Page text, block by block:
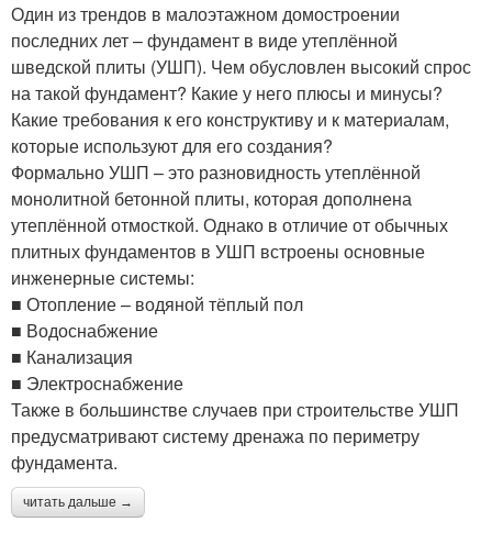
Один из трендов в малоэтажном домостроении
последних лет – фундамент в виде утеплённой
шведской плиты (УШП). Чем обусловлен высокий спрос
на такой фундамент? Какие у него плюсы и минусы?
Какие требования к его конструктиву и к материалам,
которые используют для его создания?
Формально УШП – это разновидность утеплённой
монолитной бетонной плиты, которая дополнена
утеплённой отмосткой. Однако в отличие от обычных
плитных фундаментов в УШП встроены основные
инженерные системы:
■ Отопление – водяной тёплый пол
■ Водоснабжение
■ Канализация
■ Электроснабжение
Также в большинстве случаев при строительстве УШП
предусматривают систему дренажа по периметру
фундамента.
читать дальше →